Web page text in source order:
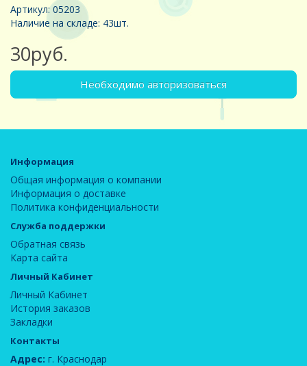
Артикул: 05203
Наличие на складе: 43шт.
30руб.
Необходимо авторизоваться
Информация
Общая информация о компании
Информация о доставке
Политика конфиденциальности
Служба поддержки
Обратная связь
Карта сайта
Личный Кабинет
Личный Кабинет
История заказов
Закладки
Контакты
Адрес: г. Краснодар